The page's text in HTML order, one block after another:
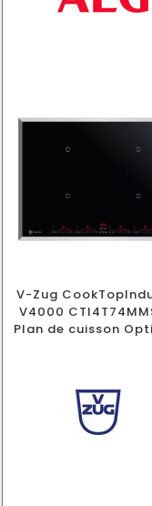
V-Zug
V4000
Plan de cuisson